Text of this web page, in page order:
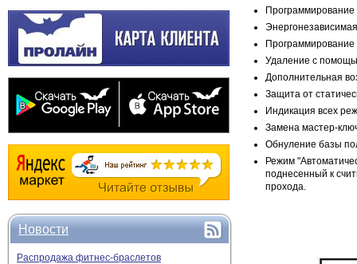
Новости
Распродажа фитнес-браслетов
Удаление с
Дополнительная
Защита от
Индикация всех
Замена мастер-
Обнуление базы
Режим
поднесенный к
прохода.